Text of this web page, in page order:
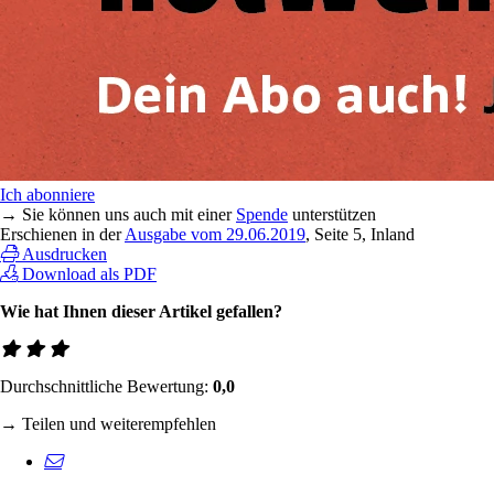
Ich abonniere
→ Sie können uns auch mit einer Spende unterstützen
Erschienen in derAusgabe vom 29.06.2019, Seite 5, Inland
Ausdrucken
Download als PDF
Wie hat Ihnen dieser Artikel gefallen?
Durchschnittliche Bewertung: 0,0
→ Teilen und weiterempfehlen